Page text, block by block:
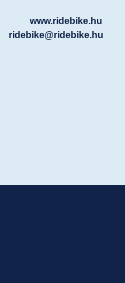
www.ridebike.hu
ridebike@ridebike.hu